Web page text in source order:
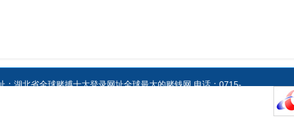
：湖北省全球赌搏十大登录网址全球最大的赌钱网 电话：0715-